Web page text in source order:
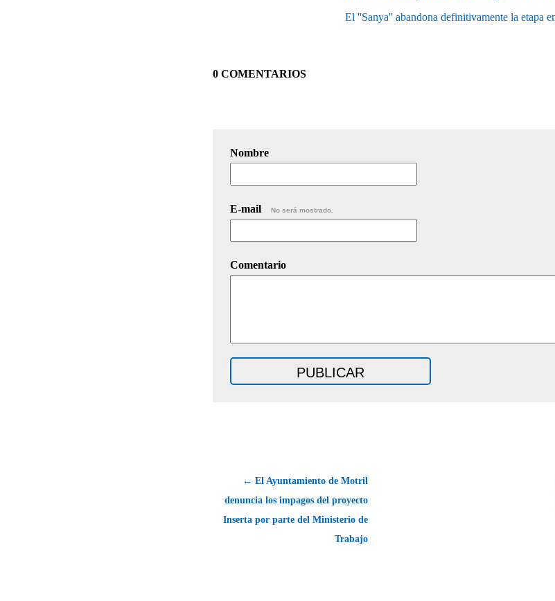
El ''Sanya'' abandona definitivamente la etapa
0 COMENTARIOS
Nombre
E-mail No será mostrado.
Comentario
← El Ayuntamiento de Motril
denuncia los impagos del proyecto
Inserta por parte del Ministerio de
Trabajo